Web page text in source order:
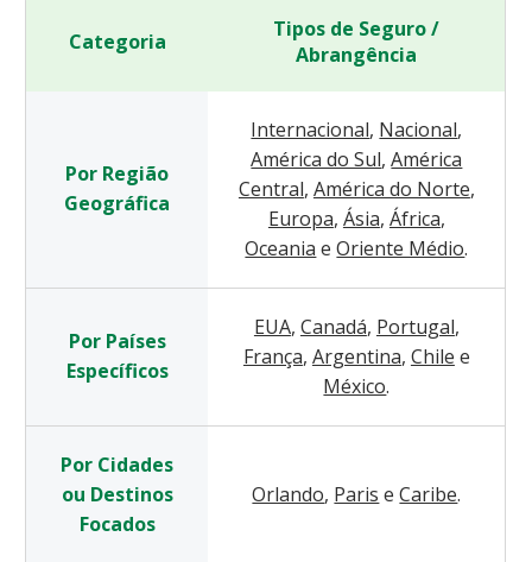
Categoria
Tipos de Seguro /
Abrangência
Por Região
Geográfica
Internacional, Nacional,
América do Sul, América
Central, América do Norte,
Europa, Ásia, África,
Oceania e Oriente Médio.
Por Países
Específicos
EUA, Canadá, Portugal,
França, Argentina, Chile e
México.
Por Cidades
ou Destinos
Focados
Orlando, Paris e Caribe.